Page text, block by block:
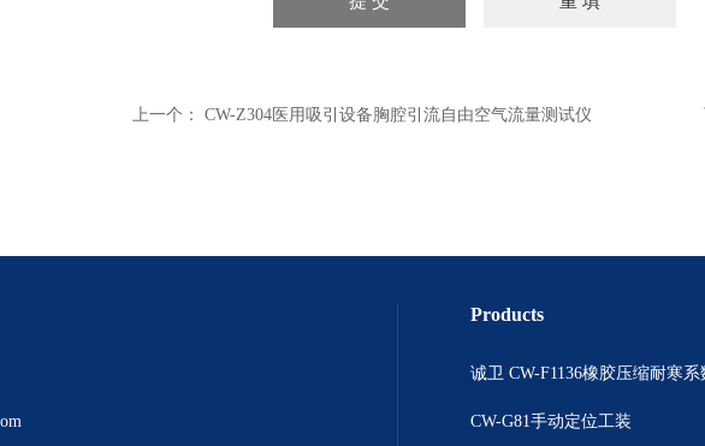
上一个： CW-Z304医用吸引设备胸腔引流自由空气流量测试仪
Products
诚卫 CW-F1136橡胶压缩耐寒
CW-G81手动定位工装